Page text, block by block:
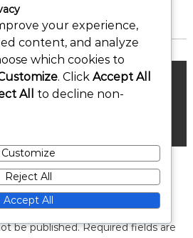
игровия процес: Морски
Динамика на
be published. Required fields are
your experience,
content, and analyze
which cookies to
. Click Accept All
All
to decline non-
Customize
Reject All
Accept All